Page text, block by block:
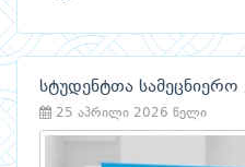
სტუდენტთა
25 აპრილი 2026 წელი